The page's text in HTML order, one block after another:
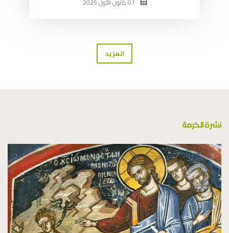
المزيد
نشرة الكرمة